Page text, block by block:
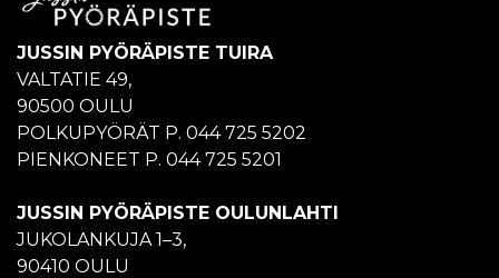
JUSSIN PYÖRÄPISTE TUIRA
VALTATIE 49,
90500 OULU
POLKUPYÖRÄT P. 044 725 5202
PIENKONEET P. 044 725 5201
JUSSIN PYÖRÄPISTE OULUNLAHTI
JUKOLANKUJA 1–3,
90410 OULU